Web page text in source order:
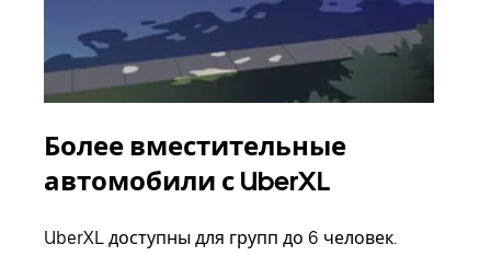
Более вместительные
автомобили с UberXL
UberXL доступны для групп до 6 человек.